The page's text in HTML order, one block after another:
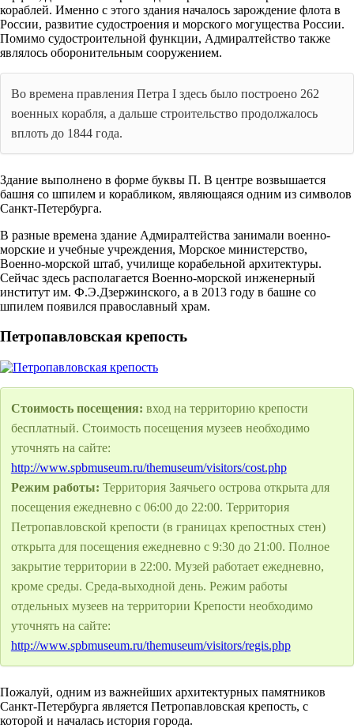
кораблей. Именно с этого здания началось зарождение флота в
России, развитие судостроения и морского могущества России.
Помимо судостроительной функции, Адмиралтейство также
являлось оборонительным сооружением.
Во времена правления Петра I здесь было построено 262
военных корабля, а дальше строительство продолжалось
вплоть до 1844 года.
Здание выполнено в форме буквы П. В центре возвышается
башня со шпилем и корабликом, являющаяся одним из символов
Санкт-Петербурга.
В разные времена здание Адмиралтейства занимали военно-
морские и учебные учреждения, Морское министерство,
Военно-морской штаб, училище корабельной архитектуры.
Сейчас здесь располагается Военно-морской инженерный
институт им. Ф.Э.Дзержинского, а в 2013 году в башне со
шпилем появился православный храм.
Петропавловская крепость
Стоимость посещения: вход на территорию крепости
бесплатный. Стоимость посещения музеев необходимо
уточнять на сайте:
http://www.spbmuseum.ru/themuseum/visitors/cost.php
Режим работы: Территория Заячьего острова открыта для
посещения ежедневно с 06:00 до 22:00. Территория
Петропавловской крепости (в границах крепостных стен)
открыта для посещения ежедневно с 9:30 до 21:00. Полное
закрытие территории в 22:00. Музей работает ежедневно,
кроме среды. Среда-выходной день. Режим работы
отдельных музеев на территории Крепости необходимо
уточнять на сайте:
http://www.spbmuseum.ru/themuseum/visitors/regis.php
Пожалуй, одним из важнейших архитектурных памятников
Санкт-Петербурга является Петропавловская крепость, с
которой и началась история города.